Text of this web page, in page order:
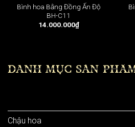
Bình hoa Bằng Đồng Ấn Độ
BH-C11
14.000.000₫
DANH MỤC SẢN
Chậu hoa